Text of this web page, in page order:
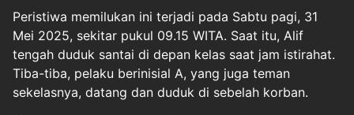
Peristiwa memilukan ini terjadi pada Sabtu pagi, 31
Mei 2025, sekitar pukul 09.15 WITA. Saat itu, Alif
tengah duduk santai di depan kelas saat jam istirahat.
Tiba-tiba, pelaku berinisial A, yang juga teman
sekelasnya, datang dan duduk di sebelah korban.